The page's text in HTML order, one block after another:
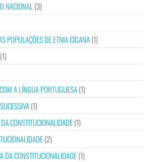
NACIONAL (3)
POPULAÇÕES DE ETNIA CIGANA(1)
(1)
A LÍNGUA PORTUGUESA(1)
(1)
CONSTITUCIONALIDADE(1)
(2)
DA CONSTITUCIONALIDADE(1)